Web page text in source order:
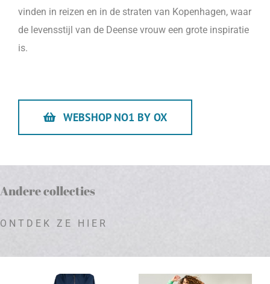
vinden in reizen en in de straten van Kopenhagen, waar
de levensstijl van de Deense vrouw een grote inspiratie
is.
WEBSHOP NO1 BY OX
Andere collecties
ONTDEK ZE HIER